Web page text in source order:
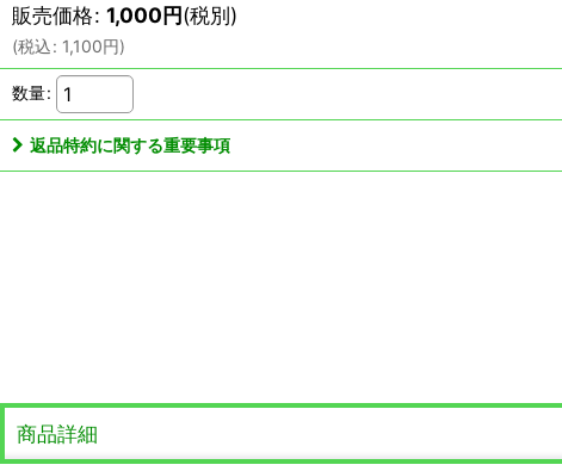
販売価格: 1,000円(税別)
(税込: 1,100円)
数量:
返品特約に関する重要事項
商品詳細